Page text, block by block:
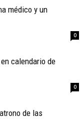
médico y un
0
calendario de
0
de las